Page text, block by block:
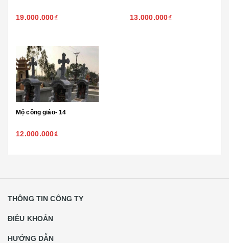
19.000.000₫ 13.000.000₫
Mộ công giáo- 14
12.000.000₫
THÔNG TIN CÔNG TY
ĐIỀU KHOẢN
HƯỚNG DẪN